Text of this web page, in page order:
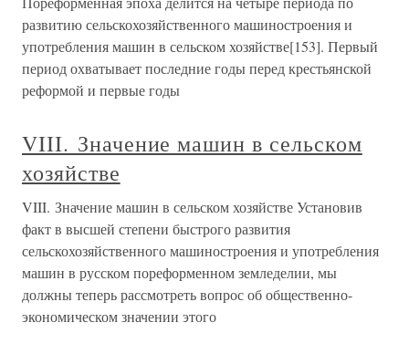
развитию сельскохозяйственного машиностроения и
употребления машин в сельском хозяйстве[153]. Первый
период охватывает последние годы перед крестьянской
реформой и первые годы
VIII. Значение машин в сельском
хозяйстве
VIII. Значение машин в сельском хозяйстве Установив
факт в высшей степени быстрого развития
сельскохозяйственного машиностроения и употребления
машин в русском пореформенном земледелии, мы
должны теперь рассмотреть вопрос об общественно-
экономическом значении этого